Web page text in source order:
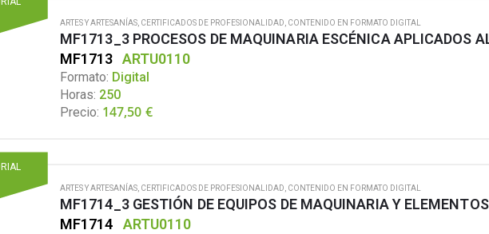
ARTES Y ARTESANÍAS CERTIFICADOS DE PROFESIONALIDAD CONTENIDO EN FORMATO DIGITAL
MF1713_3 PROCESOS DE MAQUINARIA ESCÉNICA APLICADOS
MF1713 ARTU0110
Formato: Digital
Horas: 250
Precio: 147,50 €
ARTES Y ARTESANÍAS CERTIFICADOS DE PROFESIONALIDAD CONTENIDO EN FORMATO DIGITAL
MF1714 ARTU0110